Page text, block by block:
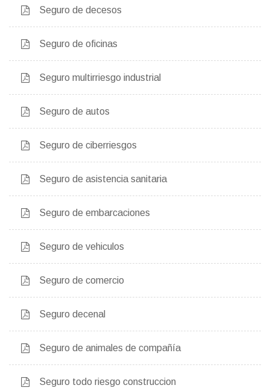
Seguro de decesos
Seguro de oficinas
Seguro multirriesgo industrial
Seguro de autos
Seguro de ciberriesgos
Seguro de asistencia sanitaria
Seguro de embarcaciones
Seguro de vehiculos
Seguro de comercio
Seguro decenal
Seguro de animales de compañía
Seguro todo riesgo construccion